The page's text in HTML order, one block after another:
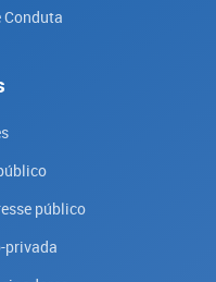
Conduta
público
privada